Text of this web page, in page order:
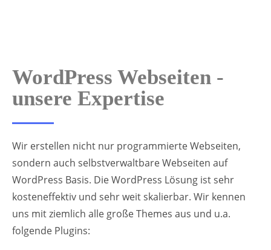
WordPress Webseiten -
unsere Expertise
Wir erstellen nicht nur programmierte Webseiten,
sondern auch selbstverwaltbare Webseiten auf
WordPress Basis. Die WordPress Lösung ist sehr
kosteneffektiv und sehr weit skalierbar. Wir kennen
uns mit ziemlich alle große Themes aus und u.a.
folgende Plugins: